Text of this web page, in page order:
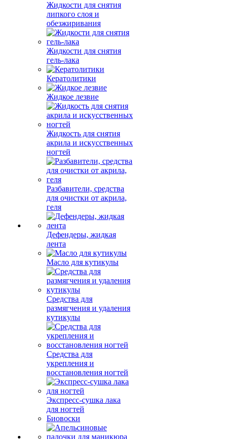
Жидкости для снятия
липкого слоя и
обезжиривания
Жидкости для снятия
гель-лака
Кератолитики
Жидкое лезвие
Жидкость для снятия
акрила и искусственных
ногтей
Разбавители, средства
для очистки от акрила,
геля
Дефендеры, жидкая
лента
Масло для кутикулы
Средства для
размягчения и удаления
кутикулы
Средства для
укрепления и
восстановления ногтей
Экспресс-сушка лака
для ногтей
Биовоски